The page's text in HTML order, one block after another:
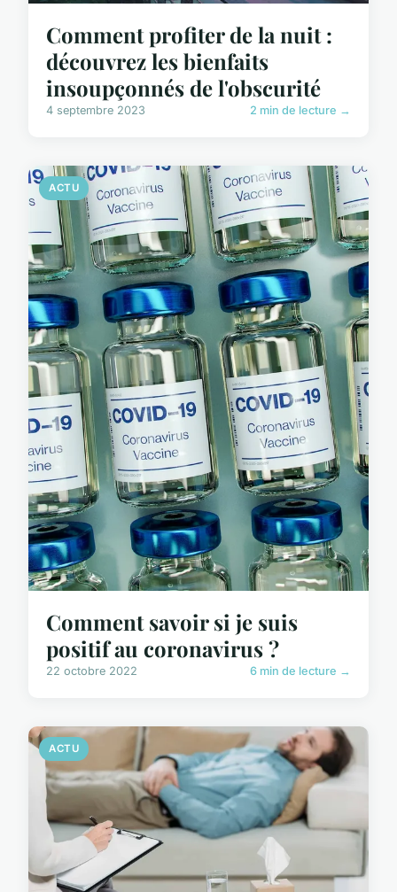
Comment profiter de la nuit :
découvrez les bienfaits
insoupçonnés de l'obscurité
4 septembre 2023 2 min de lecture →
ACTU
Comment savoir si je suis
positif au coronavirus ?
22 octobre 2022 6 min de lecture →
ACTU